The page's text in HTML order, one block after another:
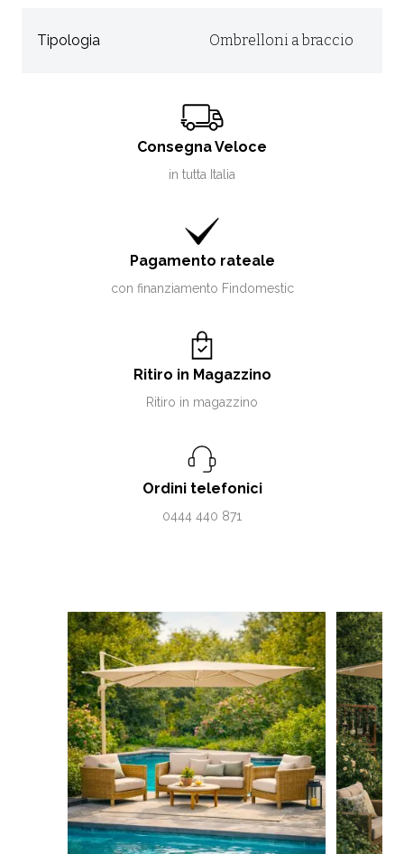
Tipologia Ombrelloni a braccio
Consegna Veloce
in tutta Italia
Pagamento rateale
con finanziamento Findomestic
Ritiro in Magazzino
Ritiro in magazzino
Ordini telefonici
0444 440 871